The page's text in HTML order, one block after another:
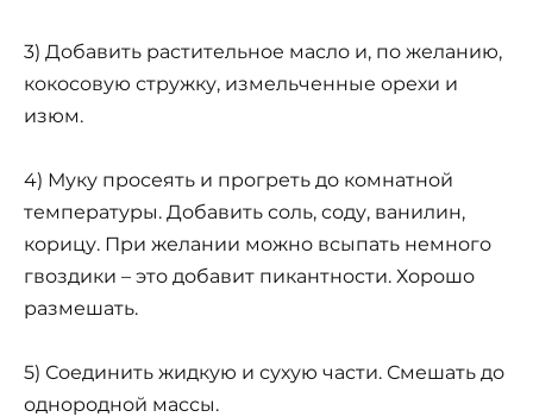
3) Добавить растительное масло и, по желанию,
кокосовую стружку, измельченные орехи и
изюм.
4) Муку просеять и прогреть до комнатной
температуры. Добавить соль, соду, ванилин,
корицу. При желании можно всыпать немного
гвоздики – это добавит пикантности. Хорошо
размешать.
5) Соединить жидкую и сухую части. Смешать до
однородной массы.